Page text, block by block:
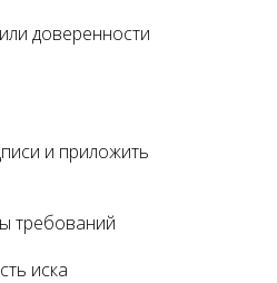
доверенности
и приложить
требований
иска